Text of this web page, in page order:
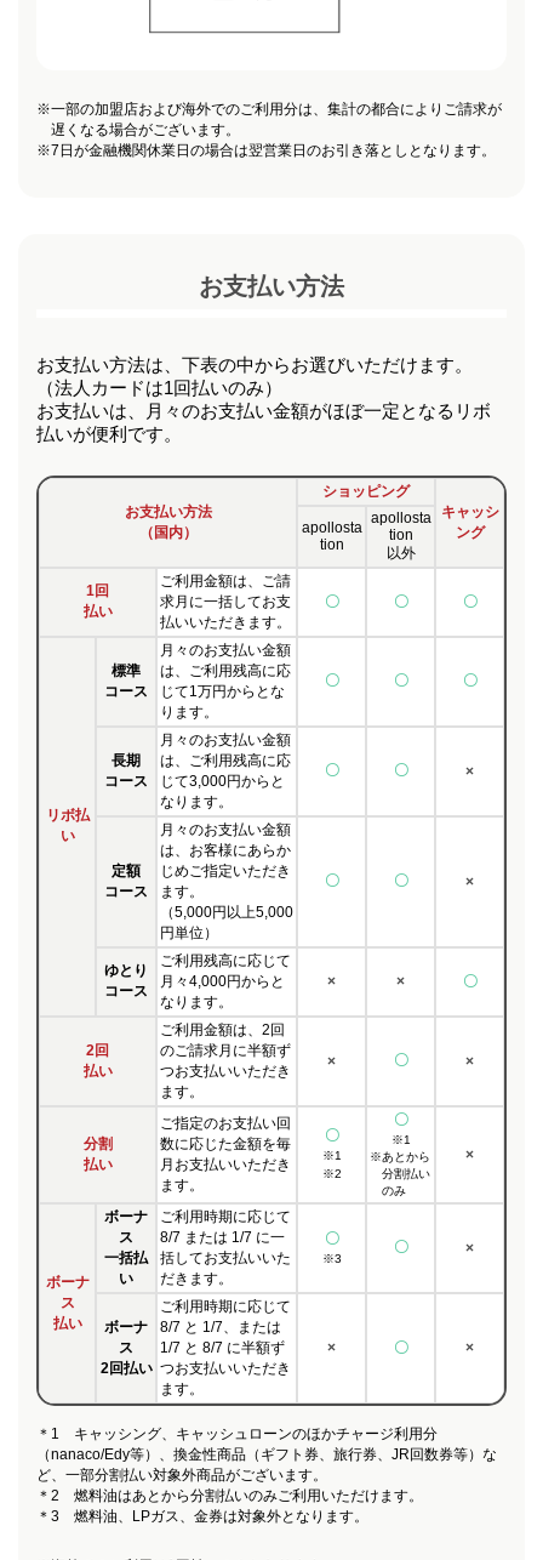
※一部の加盟店および海外でのご利用分は、集計の都合によりご請求が
遅くなる場合がございます。
※7日が金融機関休業日の場合は翌営業日のお引き落としとなります。
お支払い方法
お支払い方法は、下表の中からお選びいただけます。
（法人カードは1回払いのみ）
お支払いは、月々のお支払い金額がほぼ一定となるリボ
払いが便利です。
お支払い方法
（国内）
ショッピング
キャッシ
ング
apollosta
tion
apollosta
tion
以外
1回
払い
ご利用金額は、ご請
求月に一括してお支
払いいただきます。
〇 〇 〇
リボ払
い
標準
コース
月々のお支払い金額
は、ご利用残高に応
じて1万円からとな
ります。
〇 〇 〇
長期
コース
月々のお支払い金額
は、ご利用残高に応
じて3,000円からと
なります。
〇 〇 ×
定額
コース
月々のお支払い金額
は、お客様にあらか
じめご指定いただき
ます。
（5,000円以上5,000
円単位）
〇 〇 ×
ゆとり
コース
ご利用残高に応じて
月々4,000円からと
なります。
× × 〇
2回
払い
ご利用金額は、2回
のご請求月に半額ず
つお支払いいただき
ます。
× 〇 ×
分割
払い
ご指定のお支払い回
数に応じた金額を毎
月お支払いいただき
ます。
〇
※1
※2
〇
※1
※あとから
分割払い
のみ
×
ボーナ
ス
払い
ボーナ
ス
一括払
い
ご利用時期に応じて
8/7 または 1/7 に一
括してお支払いいた
だきます。
〇
※3
〇 ×
ボーナ
ス
2回払い
ご利用時期に応じて
8/7 と 1/7、または
1/7 と 8/7 に半額ず
つお支払いいただき
ます。
× 〇 ×
＊1 キャッシング、キャッシュローンのほかチャージ利用分
（nanaco/Edy等）、換金性商品（ギフト券、旅行券、JR回数券等）な
ど、一部分割払い対象外商品がございます。
＊2 燃料油はあとから分割払いのみご利用いただけます。
＊3 燃料油、LPガス、金券は対象外となります。